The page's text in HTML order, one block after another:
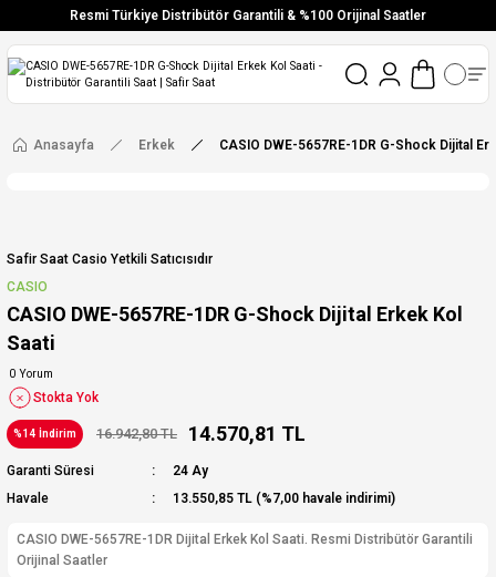
Resmi Türkiye Distribütör Garantili & %100 Orijinal Saatler
Vade Farksız 6 Taksit
Aynı Gün Stoktan Gönderim
Ücretsiz Kargo
Anasayfa Erkek CASIO DWE-5657RE-1DR G-Shock Dijital
Safir Saat Casio Yetkili Satıcısıdır
CASIO
CASIO DWE-5657RE-1DR G-Shock Dijital Erkek Kol
Saati
0 Yorum
Stokta Yok
%14 İndirim 16.942,80 TL 14.570,81 TL
Garanti Süresi
24 Ay
Havale
13.550,85 TL (%7,00 havale indirimi)
CASIO DWE-5657RE-1DR Dijital Erkek Kol Saati. Resmi Distribütör Garantili
Orijinal Saatler